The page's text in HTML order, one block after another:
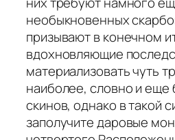
необыкновенных
призывают в конечном
вдохновляющие
материализовать чуть
наиболее, словно и еще
скинов, однако в такой
заполучите даровые